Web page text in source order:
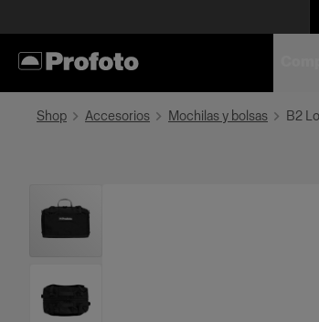
Shop Accesorios Mochilas y bolsas B2